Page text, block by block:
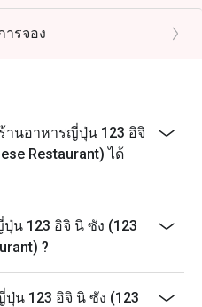
ารจอง
านอาหารญี่ปุ่น 123 อิจิ
Restaurant) ได้
น 123 อิจิ นิ ซัง (123
?
น 123 อิจิ นิ ซัง (123